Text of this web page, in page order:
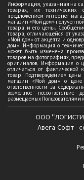
Информация, указанная на
товарах, их технических
предложением интернет-
магазин «Мой дом»
товара и его цены.
товара, отличающейся от
«Мой дом» от акцепта и
дом». Информация о
может быть изменена
товаров на фотографиях,
оригиналов. Информация о
отличаться от фактической
товар. Подтверждением цены
магазин «Мой дом» о цене
ответственности за
возможное несоответствие
размещаемых
ООО
Авега-Софт -